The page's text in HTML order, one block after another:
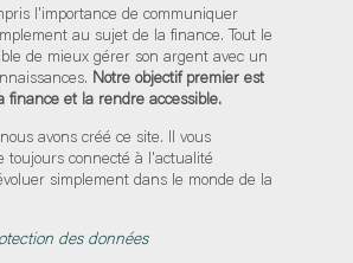
l'importance de communiquer
au sujet de la finance. Tout le
de mieux gérer son argent avec un
Notre objectif premier est
finance et la rendre accessible.
avons créé ce site. Il vous
toujours connecté à l'actualité
simplement dans le monde de la
des données